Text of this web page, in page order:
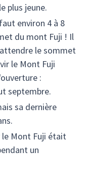
plus jeune.
environ 4 à 8
du mont Fuji ! Il
le sommet
le Mont Fuji
:
septembre.
sa dernière
le Mont Fuji était
un